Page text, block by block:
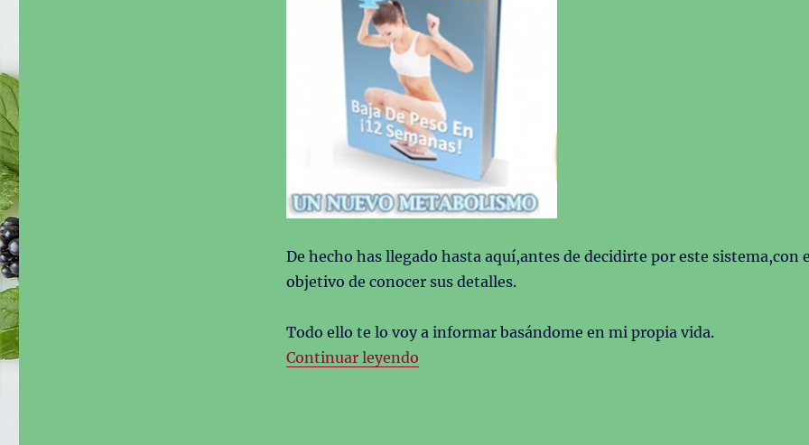
De hecho has llegado hasta aquí,antes de decidirte por este sistema,con
objetivo de conocer sus detalles.
Todo ello te lo voy a informar basándome en mi propia vida.
Continuar leyendo«Sistema Venus Ventajas Desventajas»